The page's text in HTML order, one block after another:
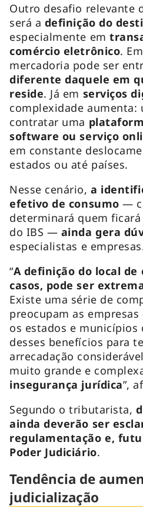
Outro desafio relevante
será a definição do
especialmente em
comércio eletrônico.
mercadoria pode ser
diferente daquele em
reside. Já em serviços
complexidade aumenta:
contratar uma
software ou serviço
em constante
estados ou até países.
Nesse cenário,a
efetivo de consumo —
determinará quem
do IBS — ainda gera
especialistas e
“A definição do local de
casos, pode ser
Existe uma série de
preocupam as
os estados e municípios
desses benefícios para
arrecadação
muito grande e
insegurança jurídica”,
Segundo o tributarista,
ainda deverão ser
regulamentação e,
Poder Judiciário.
Tendência de
judicialização